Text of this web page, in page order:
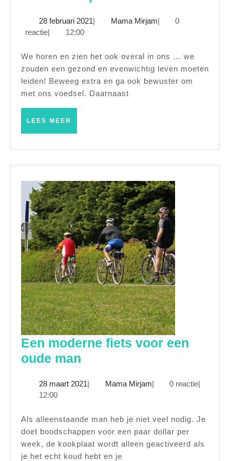
te
28 februari 202128
| Mama MirjamMama
|
0
reactie| 12:00
We horen en zien het ook overal in ons … we
zouden een gezond en evenwichtig leven moeten
leiden! Beweeg extra en ga ook bewuster om
met ons voedsel. Daarnaast
LEES MEER
Een moderne fiets voor een
oude man
fiets
een
oude
man
28 maart 202128
| Mama MirjamMama
| 0 reactie|
12:00
Als alleenstaande man heb je niet veel nodig. Je
doet boodschappen voor een paar dollar per
week, de kookplaat wordt alleen geactiveerd als
je het echt koud hebt en je